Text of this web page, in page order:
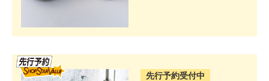
先行予約受付中